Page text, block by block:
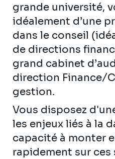
grande université,
idéalement d’une
dans le conseil
de directions
grand cabinet
direction Finance/
gestion.
Vous disposez
les enjeux liés à la
capacité à monter
rapidement sur ces